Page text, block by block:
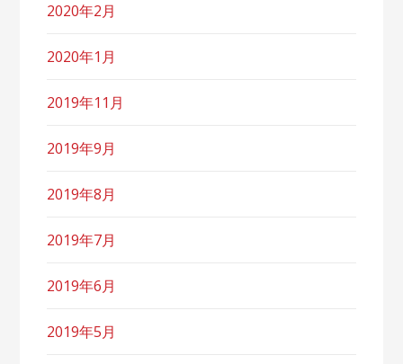
2020年2月
2020年1月
2019年11月
2019年9月
2019年8月
2019年7月
2019年6月
2019年5月